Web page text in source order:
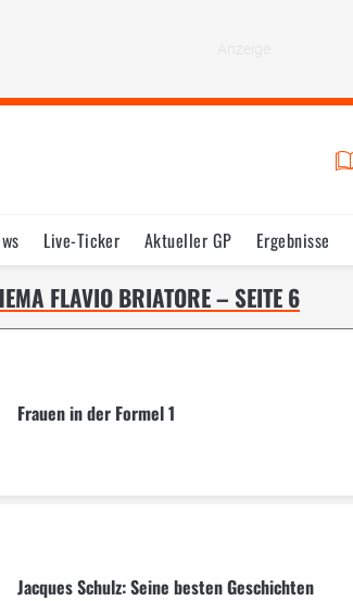
Live-Ticker Aktueller GP Ergebnisse
Termine Statistik Testfahrten
FLAVIO BRIATORE – SEITE 6
Frauen in der Formel 1
Jacques Schulz: Seine besten Geschichten